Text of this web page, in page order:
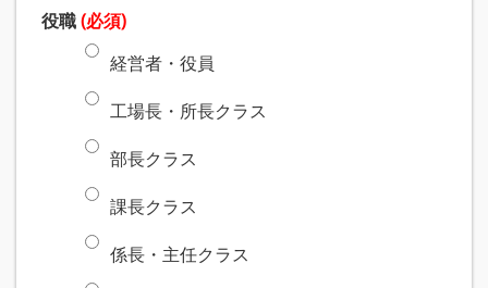
役職(必須)
経営者・役員
工場長・所長クラス
部長クラス
課長クラス
係長・主任クラス